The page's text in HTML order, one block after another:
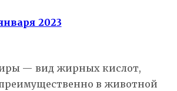
2023
— вид жирных кислот,
в животной